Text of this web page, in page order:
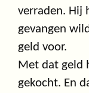
verraden. Hij
gevangen
geld voor.
Met dat geld
gekocht. En